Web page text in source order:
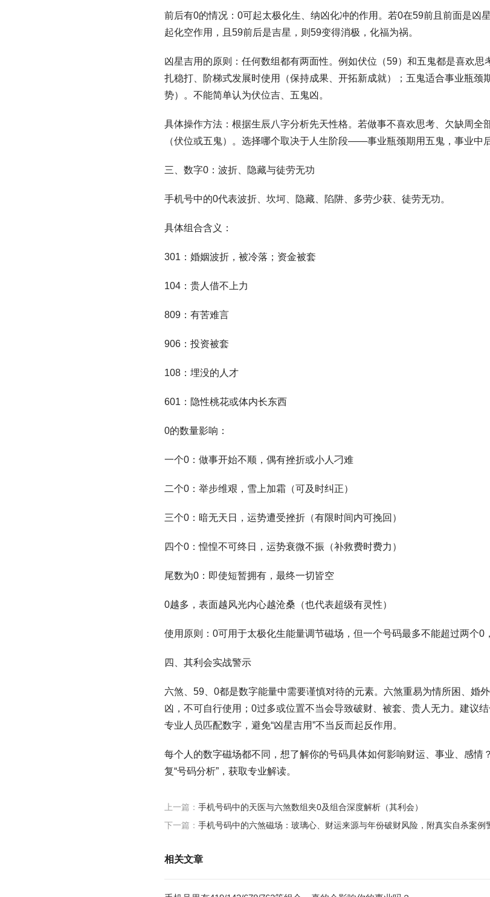
前后有0的情况：0可起太极化生、纳凶化冲的作用。若0在59前且前面是凶
起化空作用，且59前后是吉星，则59变得消极，化福为祸。
凶星吉用的原则：任何数组都有两面性。例如伏位（59）和五鬼都是喜欢思
扎稳打、阶梯式发展时使用（保持成果、开拓新成就）；五鬼适合事业瓶颈
势）。不能简单认为伏位吉、五鬼凶。
具体操作方法：根据生辰八字分析先天性格。若做事不喜欢思考、欠缺周全
（伏位或五鬼）。选择哪个取决于人生阶段——事业瓶颈期用五鬼，事业中
三、数字0：波折、隐藏与徒劳无功
手机号中的0代表波折、坎坷、隐藏、陷阱、多劳少获、徒劳无功。
具体组合含义：
301：婚姻波折，被冷落；资金被套
104：贵人借不上力
809：有苦难言
906：投资被套
108：埋没的人才
601：隐性桃花或体内长东西
0的数量影响：
一个0：做事开始不顺，偶有挫折或小人刁难
二个0：举步维艰，雪上加霜（可及时纠正）
三个0：暗无天日，运势遭受挫折（有限时间内可挽回）
四个0：惶惶不可终日，运势衰微不振（补救费时费力）
尾数为0：即使短暂拥有，最终一切皆空
0越多，表面越风光内心越沧桑（也代表超级有灵性）
使用原则：0可用于太极化生能量调节磁场，但一个号码最多不能超过两个0
四、其利会实战警示
六煞、59、0都是数字能量中需要谨慎对待的元素。六煞重易为情所困、婚
凶，不可自行使用；0过多或位置不当会导致破财、被套、贵人无力。建议
专业人员匹配数字，避免“凶星吉用”不当反而起反作用。
每个人的数字磁场都不同，想了解你的号码具体如何影响财运、事业、感情
复“号码分析”，获取专业解读。
上一篇： 手机号码中的天医与六煞数组夹0及组合深度解析（其利会）
下一篇： 手机号码中的六煞磁场：玻璃心、财运来源与年份破财风险，附真实自杀案例
相关文章